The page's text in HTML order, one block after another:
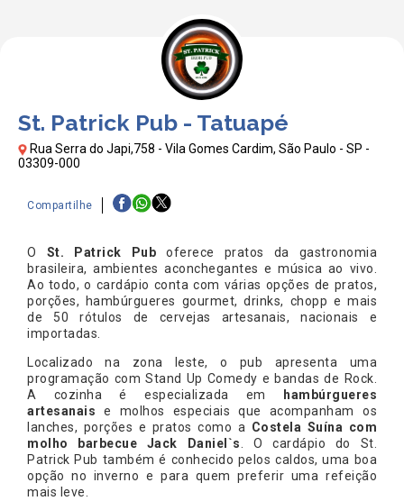
St. Patrick Pub - Tatuapé
Rua Serra do Japi,758 - Vila Gomes Cardim, São Paulo - SP -
03309-000
Compartilhe
O St. Patrick Pub oferece pratos da gastronomia
brasileira, ambientes aconchegantes e música ao vivo.
Ao todo, o cardápio conta com várias opções de pratos,
porções, hambúrgueres gourmet, drinks, chopp e mais
de 50 rótulos de cervejas artesanais, nacionais e
importadas.
Localizado na zona leste, o pub apresenta uma
programação com Stand Up Comedy e bandas de Rock.
A cozinha é especializada em
hambúrgueres
artesanais e molhos especiais que acompanham os
lanches, porções e pratos como a Costela Suína com
molho barbecue
Jack Daniel`s. O cardápio do St.
Patrick Pub também é conhecido pelos caldos, uma boa
opção no inverno e para quem preferir uma refeição
mais leve.